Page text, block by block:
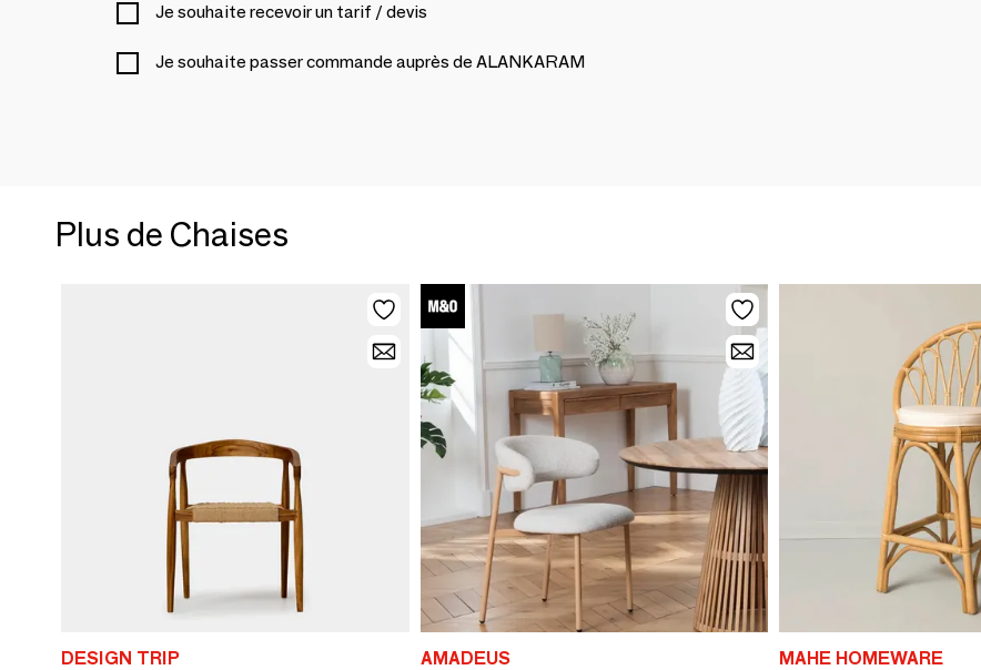
Je souhaite recevoir un tarif / devis
Je souhaite passer commande auprès de ALANKARAM
Plus de Chaises
DESIGN TRIP
AMADEUS
MAHE HOMEWARE